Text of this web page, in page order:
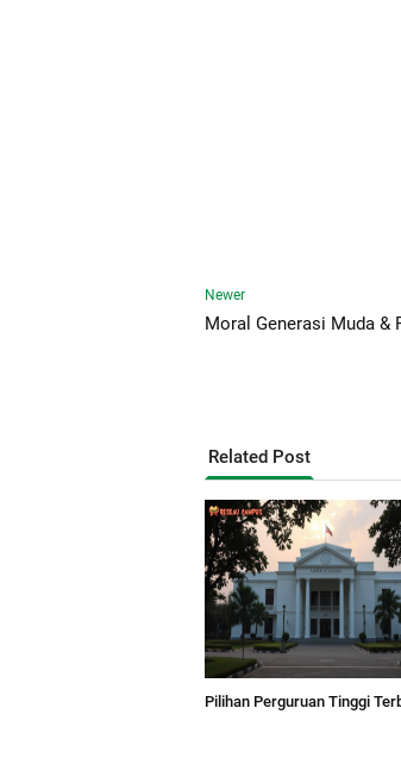
Newer
Moral Generasi Muda &
Related Post
Pilihan Perguruan Tinggi